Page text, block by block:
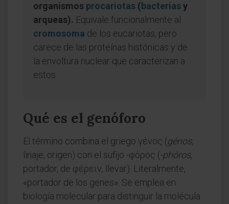
organismos procariotas ( bacterias y
arqueas). Equivale funcionalmente al
cromosoma de los eucariotas, pero
carece de las proteínas histónicas y de
la envoltura nuclear que caracterizan a
estos.
Qué es el genóforo
El término combina el griego γένος (génos,
linaje, origen) con el sufijo -φόρος (-phóros,
portador, de φέρειν, llevar). Literalmente,
«portador de los genes». Se emplea en
biología molecular para distinguir la molécula